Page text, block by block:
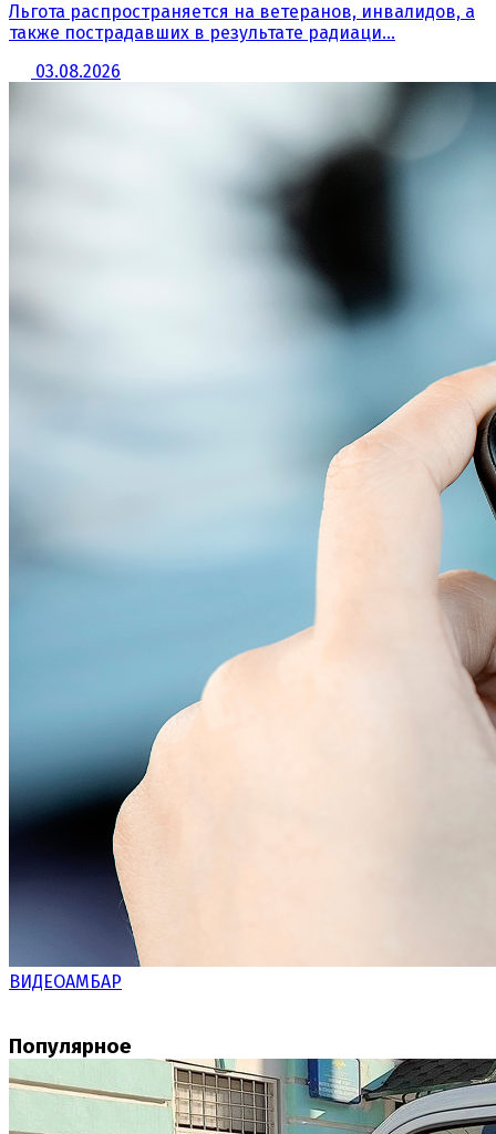
Льгота распространяется на ветеранов, инвалидов, а
также пострадавших в результате радиаци...
03.08.2026
ВИДЕОАМБАР
Популярное